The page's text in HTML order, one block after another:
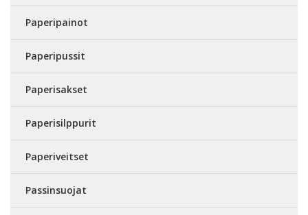
Paperipainot
Paperipussit
Paperisakset
Paperisilppurit
Paperiveitset
Passinsuojat